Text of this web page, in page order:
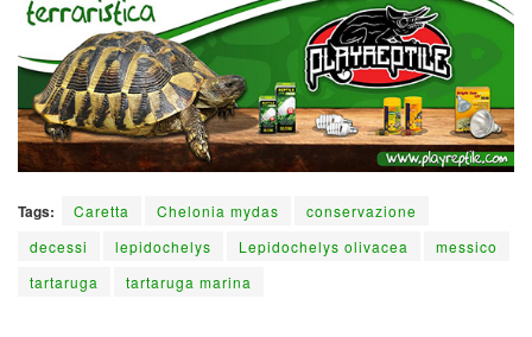
Tags: Caretta Chelonia mydas
conservazione
decessi
lepidochelys Lepidochelys olivacea
messico
tartaruga
tartaruga marina